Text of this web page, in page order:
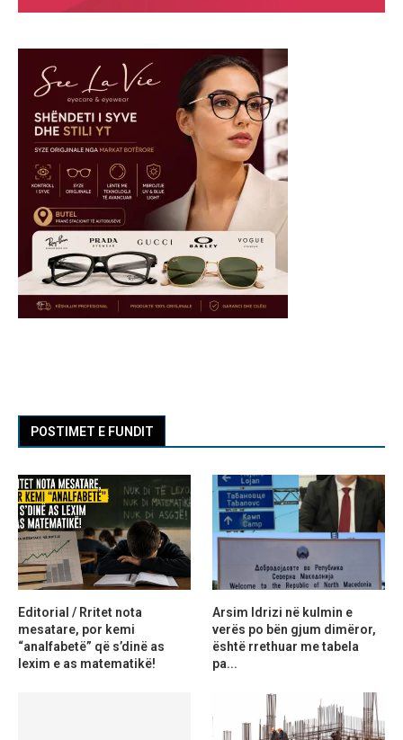
POSTIMET E FUNDIT
Editorial / Rritet nota
mesatare, por kemi
“analfabetë” që s’dinë as
lexim e as matematikë!
Arsim Idrizi në kulmin e
verës po bën gjum dimëror,
është rrethuar me tabela
pa...